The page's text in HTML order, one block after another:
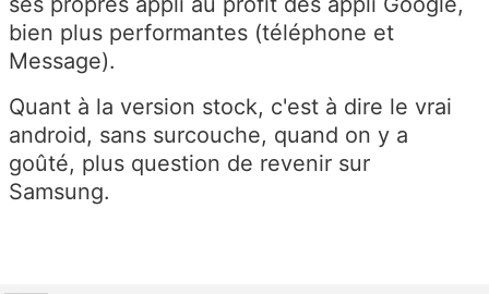
bien plus performantes (téléphone et
Message).
Quant à la version stock, c'est à dire le vrai
android, sans surcouche, quand on y a
goûté, plus question de revenir sur
Samsung.